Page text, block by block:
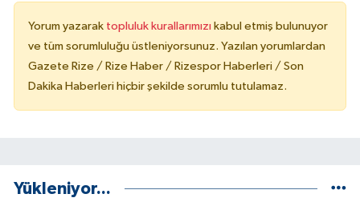
Yorum yazarak topluluk kurallarımızı kabul etmiş bulunuyor
ve tüm sorumluluğu üstleniyorsunuz. Yazılan yorumlardan
Gazete Rize / Rize Haber / Rizespor Haberleri / Son
Dakika Haberleri hiçbir şekilde sorumlu tutulamaz.
Yükleniyor...